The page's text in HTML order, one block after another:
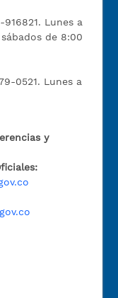
916821. Lunes a
de 8:00
0521. Lunes a
y